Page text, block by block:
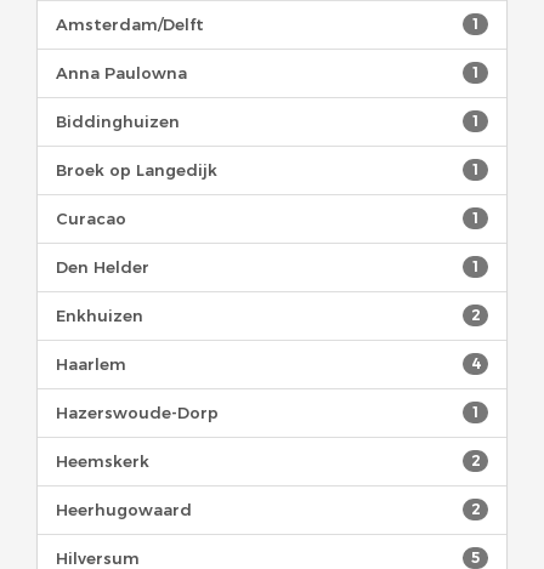
1
Amsterdam/Delft
1
Anna Paulowna
1
Biddinghuizen
1
Broek op Langedijk
1
Curacao
1
Den Helder
2
Enkhuizen
4
Haarlem
1
Hazerswoude-Dorp
2
Heemskerk
2
Heerhugowaard
5
Hilversum